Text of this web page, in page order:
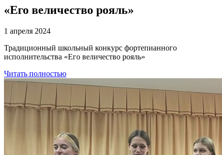
«Его величество рояль»
1 апреля 2024
Традиционный школьный конкурс фортепианного
исполнительства «Его величество рояль»
Читать полностью